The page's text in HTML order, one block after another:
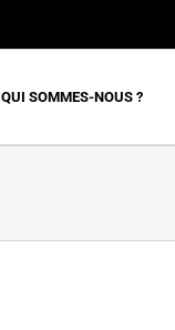
QUI SOMMES-NOUS ?